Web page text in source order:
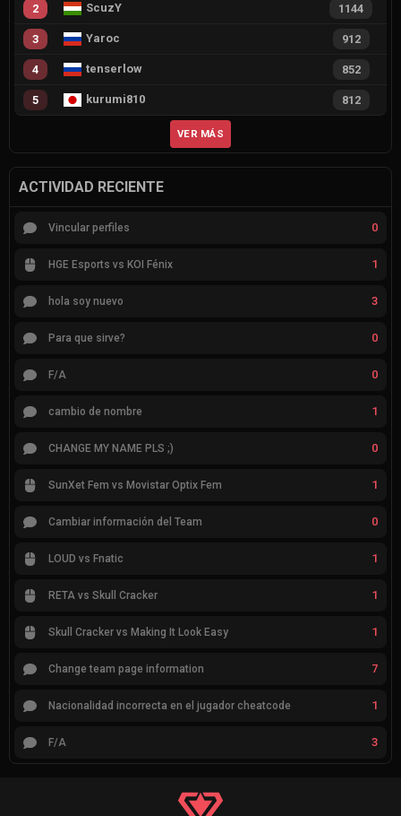
2 ScuzY 1144
3 Yaroc 912
4 tenserlow 852
5 kurumi810 812
VER MÁS
ACTIVIDAD RECIENTE
Vincular perfiles 0
HGE Esports vs KOI Fénix 1
hola soy nuevo 3
Para que sirve? 0
F/A 0
cambio de nombre 1
CHANGE MY NAME PLS ;) 0
SunXet Fem vs Movistar Optix Fem 1
Cambiar información del Team 0
LOUD vs Fnatic 1
RETA vs Skull Cracker 1
Skull Cracker vs Making It Look Easy 1
Change team page information 7
Nacionalidad incorrecta en el jugador cheatcode 1
F/A 3